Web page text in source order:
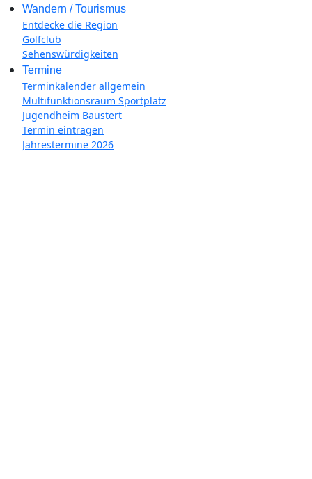
Wandern / Tourismus
Entdecke die Region
Golfclub
Sehenswürdigkeiten
Termine
Terminkalender allgemein
Multifunktionsraum Sportplatz
Jugendheim Baustert
Termin eintragen
Jahrestermine 2026